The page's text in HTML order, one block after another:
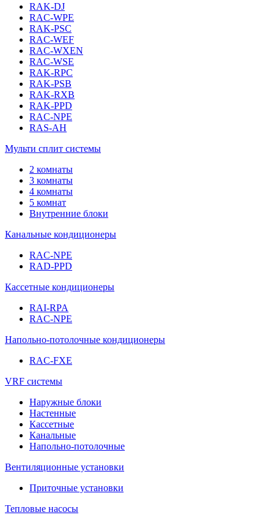
RAK-DJ
RAC-WPE
RAK-PSC
RAC-WEF
RAC-WXEN
RAC-WSE
RAK-RPC
RAK-PSB
RAK-RXB
RAK-PPD
RAC-NPE
RAS-AH
Мульти сплит системы
2 комнаты
3 комнаты
4 комнаты
5 комнат
Внутренние блоки
Канальные кондиционеры
RAC-NPE
RAD-PPD
Кассетные кондиционеры
RAI-RPA
RAC-NPE
Напольно-потолочные кондиционеры
RAC-FXE
VRF системы
Наружные блоки
Настенные
Кассетные
Канальные
Напольно-потолочные
Вентиляционные установки
Приточные установки
Тепловые насосы